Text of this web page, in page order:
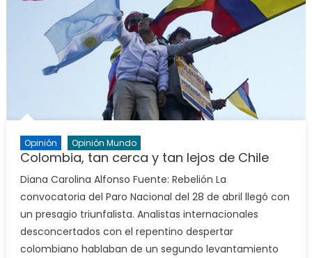
Opinión Opinión Mundo
Colombia, tan cerca y tan lejos de Chile
Diana Carolina Alfonso Fuente: Rebelión La
convocatoria del Paro Nacional del 28 de abril llegó con
un presagio triunfalista. Analistas internacionales
desconcertados con el repentino despertar
colombiano hablaban de un segundo levantamiento